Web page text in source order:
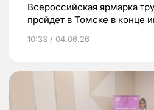
Всероссийская ярмарка
пройдет в Томске в конце
10:33 / 04.06.26